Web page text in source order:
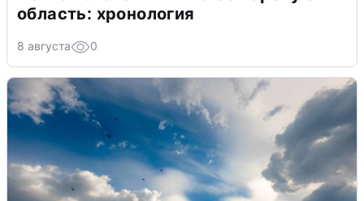
область: хронология
8 августа 0